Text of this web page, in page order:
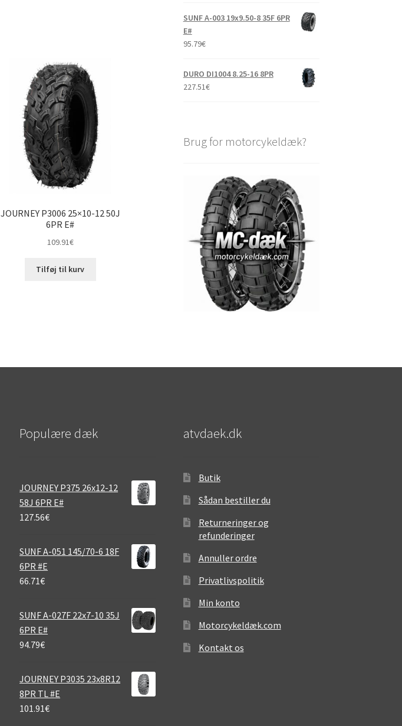
JOURNEY P3006 25×10-12 50J
6PR E#
109.91€
Tilføj til kurv
SUNF A-003 19x9.50-8 35F 6PR
E#
95.79€
DURO DI1004 8.25-16 8PR
227.51€
Brug for motorcykeldæk?
Populære dæk
JOURNEY P375 26x12-12
58J 6PR E#
127.56€
SUNF A-051 145/70-6 18F
6PR #E
66.71€
SUNF A-027F 22x7-10 35J
6PR E#
94.79€
JOURNEY P3035 23x8R12
8PR TL #E
101.91€
atvdaek.dk
Butik
Sådan bestiller du
Returneringer og
refunderinger
Annuller ordre
Privatlivspolitik
Min konto
Motorcykeldæk.com
Kontakt os